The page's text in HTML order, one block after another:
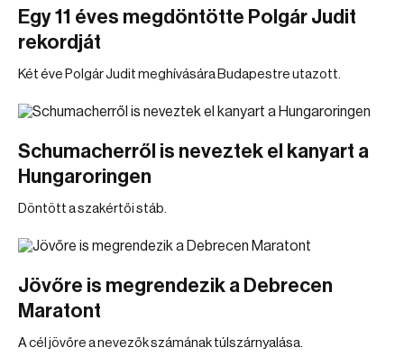
Egy 11 éves megdöntötte Polgár Judit
rekordját
Két éve Polgár Judit meghívására Budapestre utazott.
Schumacherről is neveztek el kanyart a
Hungaroringen
Döntött a szakértői stáb.
Jövőre is megrendezik a Debrecen
Maratont
A cél jövőre a nevezők számának túlszárnyalása.